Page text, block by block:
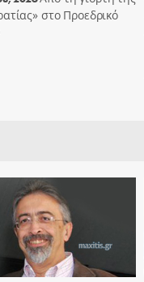
στο Προεδρικό